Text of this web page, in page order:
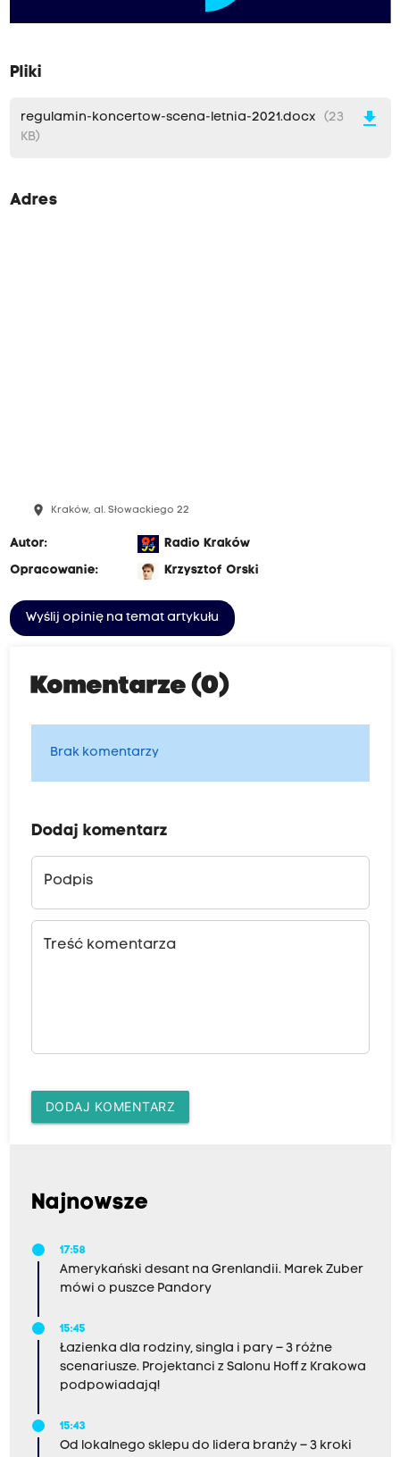
Pliki
download
regulamin-koncertow-scena-letnia-2021.docx
(23
KB)
Adres
place Kraków, al. Słowackiego 22
Autor:
Radio Kraków
Opracowanie:
Krzysztof Orski
Wyślij opinię na temat artykułu
Komentarze (0)
Brak komentarzy
Dodaj komentarz
Podpis
Treść komentarza
DODAJ KOMENTARZ
Najnowsze
17:58
Amerykański desant na Grenlandii. Marek Zuber
mówi o puszce Pandory
15:45
Łazienka dla rodziny, singla i pary – 3 różne
scenariusze. Projektanci z Salonu Hoff z Krakowa
podpowiadają!
15:43
Od lokalnego sklepu do lidera branży – 3 kroki